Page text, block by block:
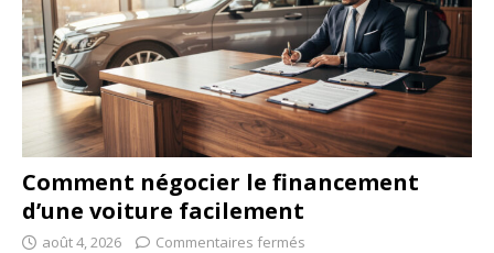
Comment négocier le financement
d’une voiture facilement
août 4, 2026 Commentaires fermés